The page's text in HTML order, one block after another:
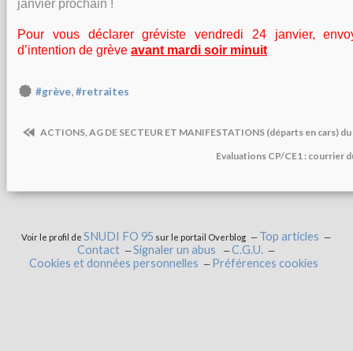
janvier prochain !
Pour vous déclarer gréviste vendredi 24 janvier,
d’intention de grève avant mardi soir minuit
#grève,#retraites
ACTIONS, AG DE SECTEUR ET MANIFESTATIONS (départs en cars)
Evaluations CP/CE1 : courrier
Voir le profil deSNUDI FO 95 sur le portail Overblog
Top articles
Contact
Signaler un abus
C.G.U.
Cookies et données personnelles
Préférences cookies